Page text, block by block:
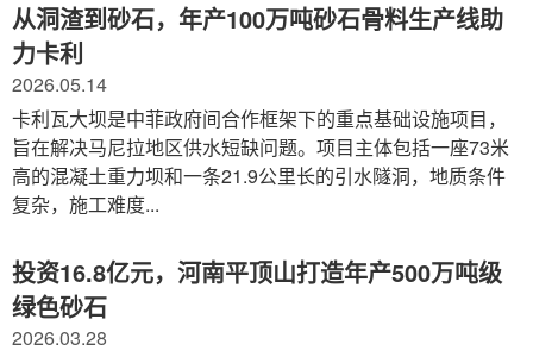
从洞渣到砂石，年产100万吨砂石骨料生产线助
力卡利
2026.05.14
卡利瓦大坝是中菲政府间合作框架下的重点基础设施项目，
旨在解决马尼拉地区供水短缺问题。项目主体包括一座73米
高的混凝土重力坝和一条21.9公里长的引水隧洞，地质条件
复杂，施工难度...
投资16.8亿元，河南平顶山打造年产500万吨级
绿色砂石
2026.03.28